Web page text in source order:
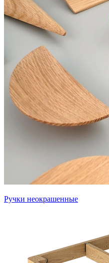
Ручки неокрашенные